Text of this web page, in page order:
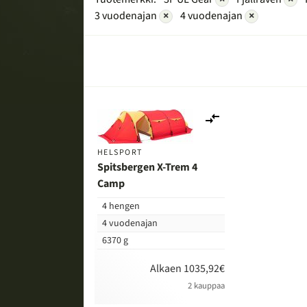
3 vuodenajan × 4 vuodenajan ×
HELSPORT
Spitsbergen X-Trem 4
Camp
4 hengen
4 vuodenajan
6370 g
Alkaen 1035,92€
2 kauppaa